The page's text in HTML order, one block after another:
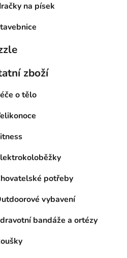
na písek
zboží
o tělo
potřeby
vybavení
bandáže a ortézy